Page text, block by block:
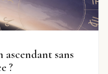
sans
?